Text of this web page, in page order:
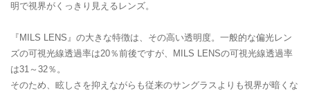
明で視界がくっきり見えるレンズ。
『MILS LENS』の大きな特徴は、その高い透明度。一般的な偏光レン
ズの可視光線透過率は20％前後ですが、MILS LENSの可視光線透過率
は31～32％。
そのため、眩しさを抑えながらも従来のサングラスよりも視界が暗くな